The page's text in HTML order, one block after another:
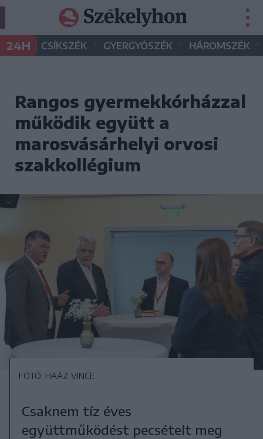
24H CSÍKSZÉK • GYERGYÓSZÉK • HÁROMSZÉK •
Rangos gyermekkórházzal
működik együtt a
marosvásárhelyi orvosi
szakkollégium
FOTÓ: HAÁZ VINCE
Csaknem tíz éves
együttműködést pecsételt meg